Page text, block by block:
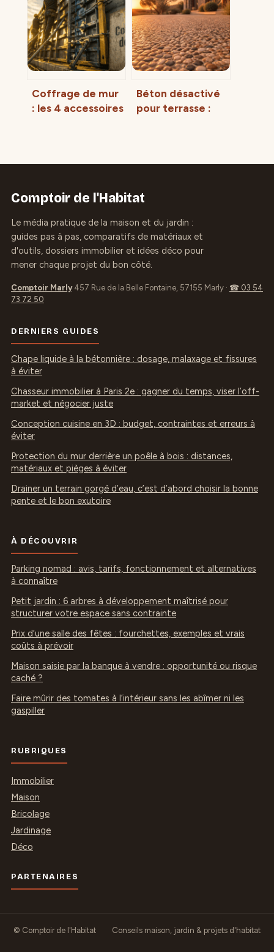
débarrasser de
vos déchets
volumineux
techniques et
astuces pour un
débit optimal
Coffrage de mur
: les 4 accessoires
Béton désactivé
pour terrasse :
antidérapant
Comptoir de l'Habitat
Le média pratique de la maison et du jardin :
guides pas à pas, comparatifs de matériaux et
d'outils, dossiers immobilier et idées déco pour
mener chaque projet du bon côté.
Comptoir Marly 457 Rue de la Belle Fontaine, 57155 Marly · ☎ 03 54
73 72 50
DERNIERS GUIDES
Chape liquide à la bétonnière : dosage, malaxage et fissures
à éviter
Chasseur immobilier à Paris 2e : gagner du temps, viser l’off-
market et négocier juste
Conception cuisine en 3D : budget, contraintes et erreurs à
éviter
Protection du mur derrière un poêle à bois : distances,
matériaux et pièges à éviter
Drainer un terrain gorgé d’eau, c’est d’abord choisir la bonne
pente et le bon exutoire
À DÉCOUVRIR
Parking nomad : avis, tarifs, fonctionnement et alternatives
à connaître
Petit jardin : 6 arbres à développement maîtrisé pour
structurer votre espace sans contrainte
Prix d’une salle des fêtes : fourchettes, exemples et vrais
coûts à prévoir
Maison saisie par la banque à vendre : opportunité ou risque
caché ?
Faire mûrir des tomates à l’intérieur sans les abîmer ni les
gaspiller
RUBRIQUES
Immobilier
Maison
Bricolage
Jardinage
Déco
PARTENAIRES
© Comptoir de l'Habitat Conseils maison, jardin & projets d'habitat